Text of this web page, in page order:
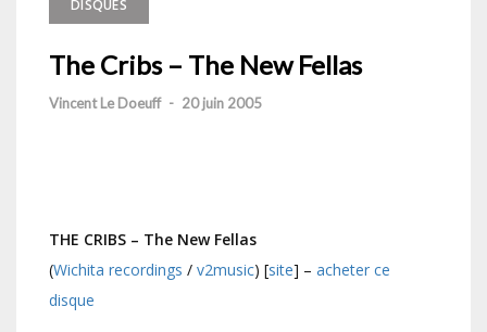
DISQUES
The Cribs – The New Fellas
Vincent Le Doeuff - 20 juin 2005
THE CRIBS – The New Fellas
(Wichita recordings / v2music) [site] – acheter ce
disque